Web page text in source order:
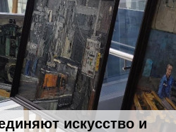
искусство и